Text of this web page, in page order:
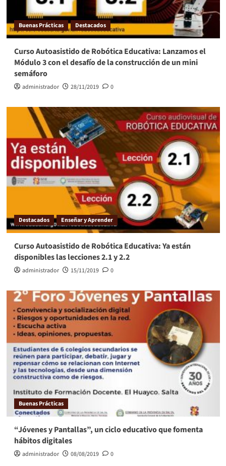
Buenas Prácticas Destacados
Curso Autoasistido de Robótica Educativa: Lanzamos el
Módulo 3 con el desafío de la construcción de un mini
semáforo
administrador 28/11/2019 0
Destacados Enseñar y Aprender
Curso Autoasistido de Robótica Educativa: Ya están
disponibles las lecciones 2.1 y 2.2
administrador 15/11/2019 0
Buenas Prácticas
“Jóvenes y Pantallas”, un ciclo educativo que fomenta
hábitos digitales
administrador 08/08/2019 0